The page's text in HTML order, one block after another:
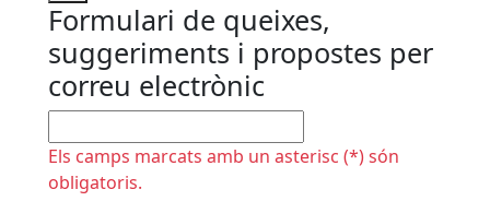
Formulari de queixes,
suggeriments i propostes per
correu electrònic
Els camps marcats amb un asterisc (*) són
obligatoris.